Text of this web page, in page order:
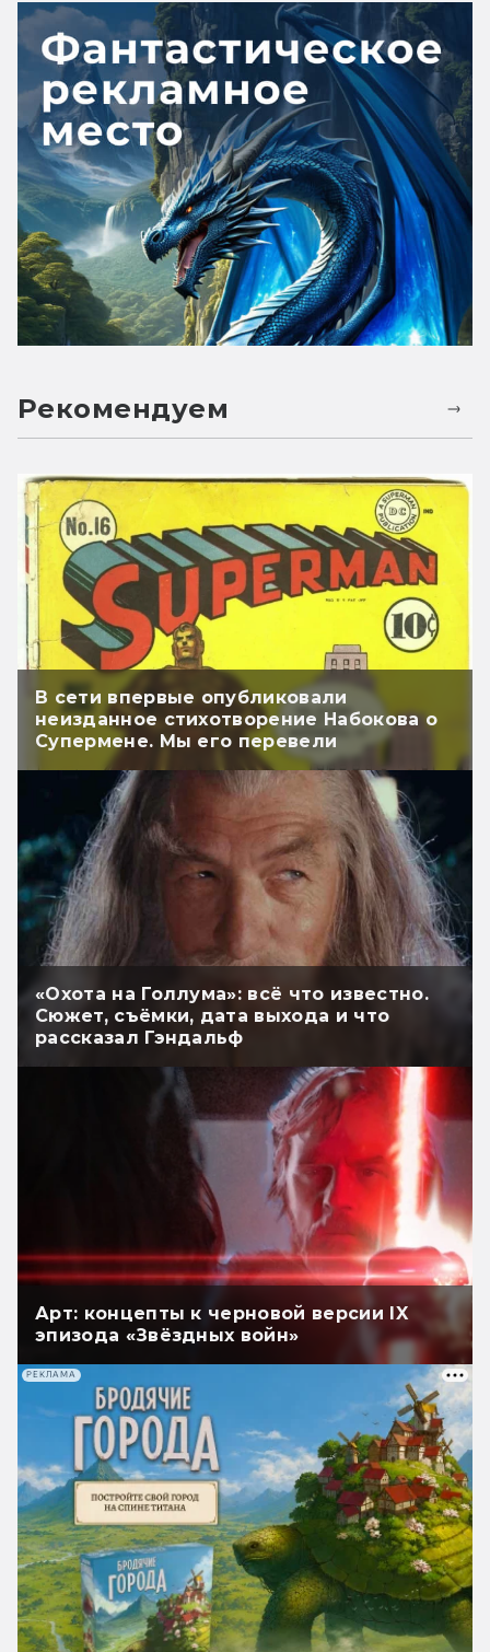
Рекомендуем
В сети впервые опубликовали
неизданное стихотворение Набокова о
Супермене. Мы его перевели
«Охота на Голлума»: всё что известно.
Сюжет, съёмки, дата выхода и что
рассказал Гэндальф
Арт: концепты к черновой версии IX
эпизода «Звёздных войн»
РЕКЛАМА